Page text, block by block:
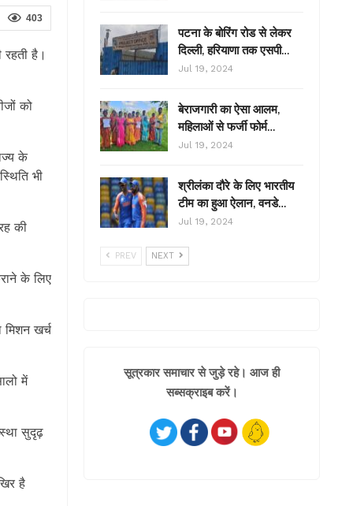
403
है।
को
के
भी
की
के लिए
खर्च
में
सुदृढ़
है
पटना के बोरिंग रोड से लेकर
दिल्ली, हरियाणा तक एसपी…
Jul 19, 2024
बेराजगारी का ऐसा आलम,
महिलाओं से फर्जी फोर्म…
Jul 19, 2024
श्रीलंका दौरे के लिए भारतीय
टीम का हुआ ऐलान, वनडे…
Jul 19, 2024
PREV NEXT
सूत्रकार समाचार से जुड़े रहे। आज ही
सब्सक्राइब करें।